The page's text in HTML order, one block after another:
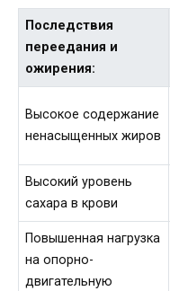
Последствия
переедания и
ожирения:
Высокое содержание
ненасыщенных жиров
Высокий уровень
сахара в крови
Повышенная нагрузка
на опорно-
двигательную